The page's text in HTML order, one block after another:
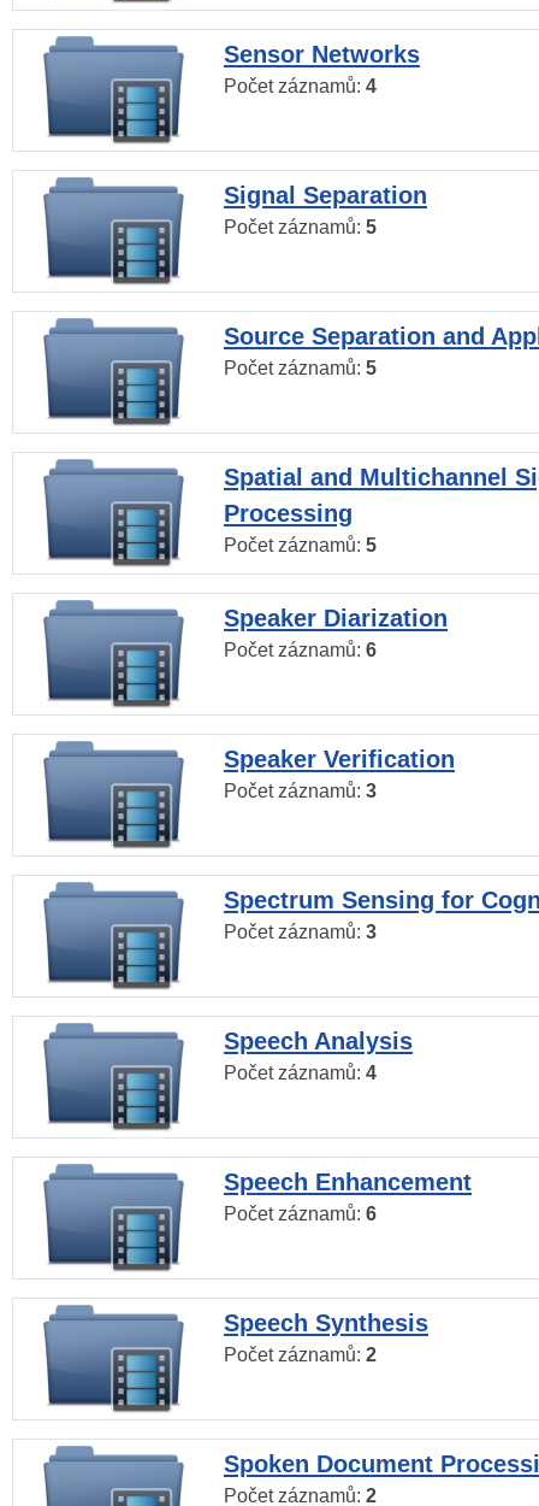
Sensor Networks
Počet záznamů: 4
Signal Separation
Počet záznamů: 5
Source Separation and
Počet záznamů: 5
Spatial and Multichannel
Processing
Počet záznamů: 5
Speaker Diarization
Počet záznamů: 6
Speaker Verification
Počet záznamů: 3
Spectrum Sensing for
Počet záznamů: 3
Speech Analysis
Počet záznamů: 4
Speech Enhancement
Počet záznamů: 6
Speech Synthesis
Počet záznamů: 2
Spoken Document
Počet záznamů: 2